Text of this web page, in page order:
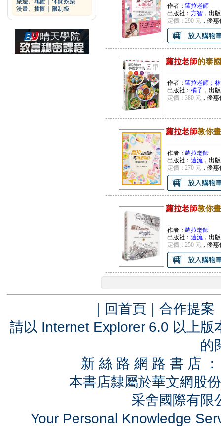
旅遊、地圖
休閒娛樂
漫畫、插圖
限制級 作者： 蘿拉老師
出版社： 方智，出
定價：290 元，優惠
蘿拉老師的泰
作者： 蘿拉老師；
出版社： 橘子，出
定價：380 元，優惠
蘿拉老師教你
作者： 蘿拉老師
出版社： 遠流，出
定價：270 元，優惠
蘿拉老師教你
作者： 蘿拉老師
出版社： 遠流，出
定價：250 元，優惠
｜ 回首頁 ｜ 合作提案
請以 Internet Explorer 6.0 以上
的
新 絲 路 網 路 書 店
本書店隸屬於華文網股
采舍國際有
Your Personal Knowledge